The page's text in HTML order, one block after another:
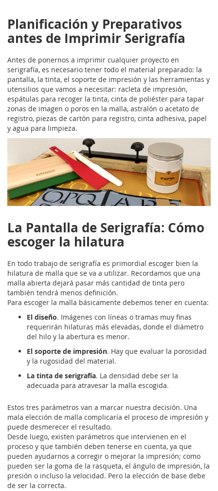
Planificación y Preparativos
antes de Imprimir Serigrafía
Antes de ponernos a imprimir cualquier proyecto en
serigrafía, es necesario tener todo el material preparado: la
pantalla, la tinta, el soporte de impresión y las herramientas y
utensilios que vamos a necesitar: racleta de impresión,
espátulas para recoger la tinta, cinta de poliéster para tapar
zonas de imagen o poros en la malla, astralón o acetato de
registro, piezas de cartón para registro, cinta adhesiva, papel
y agua para limpieza.
La Pantalla de Serigrafía: Cómo
escoger la hilatura
En todo trabajo de serigrafía es primordial escoger bien la
hilatura de malla que se va a utilizar. Recordamos que una
malla abierta dejará pasar más cantidad de tinta pero
también tendrá menos definición.
Para escoger la malla básicamente debemos tener en cuenta:
El diseño. Imágenes con líneas o tramas muy finas
requerirán hilaturas más elevadas, donde el diámetro
del hilo y la abertura es menor.
El soporte de impresión. Hay que evaluar la porosidad
y la rugosidad del material.
La tinta de serigrafía. La densidad debe ser la
adecuada para atravesar la malla escogida.
Estos tres parámetros van a marcar nuestra decisión. Una
mala elección de malla complicaría el proceso de impresión y
puede desmerecer el resultado.
Desde luego, existen parámetros que intervienen en el
proceso y que también deben tenerse en cuenta, ya que
pueden ayudarnos a corregir o mejorar la impresión; como
pueden ser la goma de la rasqueta, el ángulo de impresión, la
presión o incluso la velocidad. Pero la elección de base debe
de ser la correcta.